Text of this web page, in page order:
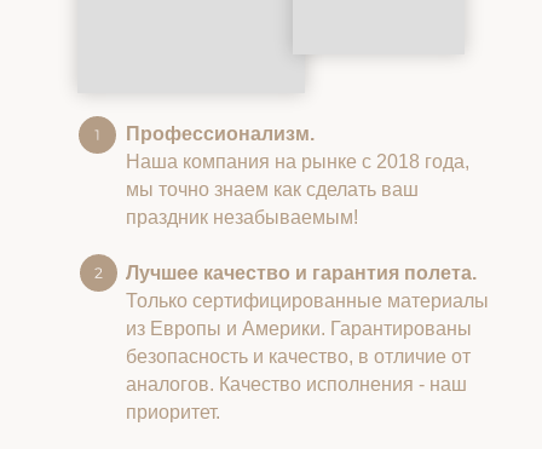
Профессионализм.
Наша компания на рынке с 2018 года,
мы точно знаем как сделать ваш
праздник незабываемым!
Лучшее качество и гарантия полета.
Только сертифицированные материалы
из Европы и Америки. Гарантированы
безопасность и качество, в отличие от
аналогов. Качество исполнения - наш
приоритет.